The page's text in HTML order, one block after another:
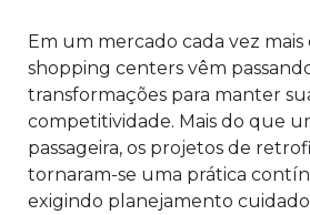
Em um mercado cada vez mais
shopping centers vêm
transformações para manter
competitividade. Mais do que
passageira, os projetos de
tornaram-se uma prática
exigindo planejamento